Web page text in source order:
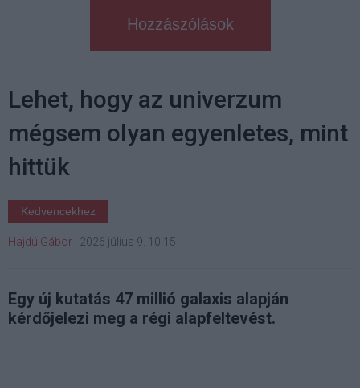
Hozzászólások
Lehet, hogy az univerzum
mégsem olyan egyenletes, mint
hittük
Kedvencekhez
Hajdú Gábor 2026 július 9. 10:15
Egy új kutatás 47 millió galaxis alapján
kérdőjelezi meg a régi alapfeltevést.